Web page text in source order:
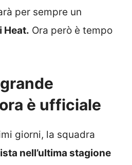
per sempre un
Heat. Ora però è tempo
è ufficiale
giorni, la squadra
nell’ultima stagione